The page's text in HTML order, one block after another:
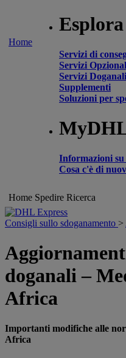
Home
Esplora
Servizi di
Servizi
Servizi Doganali
Supplementi
Soluzioni per
Informazioni
Cosa c'è di
Home Spedire Ricerca
Consigli sullo sdoganamento >
doganali –
Africa
Importanti modifiche alle
Africa